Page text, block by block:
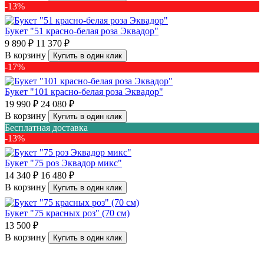
-13%
Букет "51 красно-белая роза Эквадор"
9 890 ₽ 11 370 ₽
В корзину
Купить в один клик
-17%
Букет "101 красно-белая роза Эквадор"
19 990 ₽ 24 080 ₽
В корзину
Купить в один клик
Бесплатная доставка
-13%
Букет "75 роз Эквадор микс"
14 340 ₽ 16 480 ₽
В корзину
Купить в один клик
Букет "75 красных роз" (70 см)
13 500 ₽
В корзину
Купить в один клик